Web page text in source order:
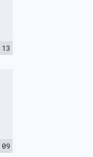
13
09